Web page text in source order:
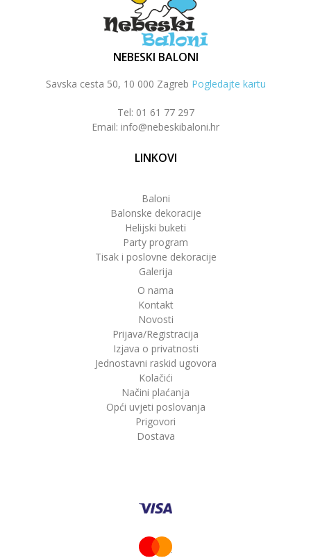
NEBESKI BALONI
Savska cesta 50, 10 000 Zagreb Pogledajte kartu
Tel: 01 61 77 297
Email: info@nebeskibaloni.hr
LINKOVI
Baloni
Balonske dekoracije
Helijski buketi
Party program
Tisak i poslovne dekoracije
Galerija
O nama
Kontakt
Novosti
Prijava/Registracija
Izjava o privatnosti
Jednostavni raskid ugovora
Kolačići
Načini plaćanja
Opći uvjeti poslovanja
Prigovori
Dostava